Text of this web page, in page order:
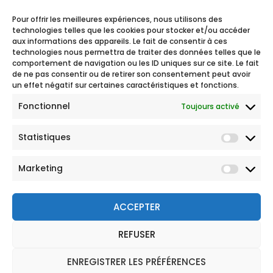
Pour offrir les meilleures expériences, nous utilisons des
technologies telles que les cookies pour stocker et/ou accéder
aux informations des appareils. Le fait de consentir à ces
technologies nous permettra de traiter des données telles que le
comportement de navigation ou les ID uniques sur ce site. Le fait
de ne pas consentir ou de retirer son consentement peut avoir
un effet négatif sur certaines caractéristiques et fonctions.
Fonctionnel Toujours activé
Statistiques
Marketing
ACCEPTER
REFUSER
ENREGISTRER LES PRÉFÉRENCES